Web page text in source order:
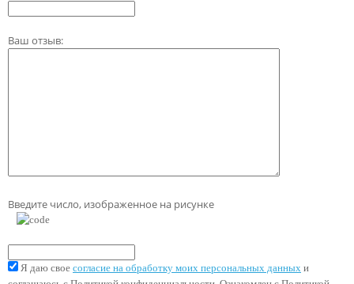
Ваш отзыв:
Введите число, изображенное на рисунке
Я даю свое согласие на обработку моих персональных данных и